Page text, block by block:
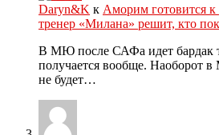
Daryn&K к Аморим готовится
тренер «Милана» решит, кто
В МЮ после САФа идет бардак
получается вообще. Наоборот
не будет…